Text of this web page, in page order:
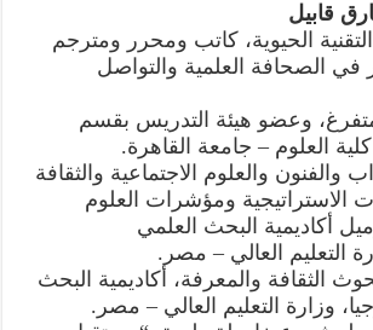
قابيل
الحيوية، كاتب ومحرر ومترجم
الصحافة العلمية والتواصل
وعضو هيئة التدريس بقسم
كلية العلوم – جامعة القاهرة.
والفنون والعلوم الاجتماعية والثقافة
الاستراتيجية ومؤشرات العلوم
أكاديمية البحث العلمي
التعليم العالي – مصر.
الثقافة والمعرفة، أكاديمية البحث
وزارة التعليم العالي – مصر.